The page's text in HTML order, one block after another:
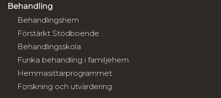
Behandling
Behandlingshem
Förstärkt Stödboende
Behandlingsskola
Funka behandling i familjehem
Hemmasittarprogrammet
Forskning och utvärdering